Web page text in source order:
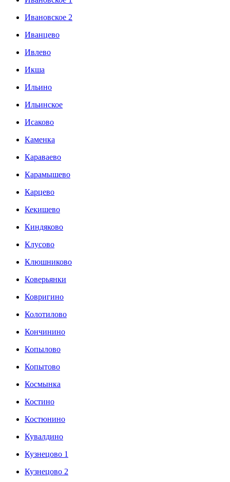
Ивановское 2
Иванцево
Ивлево
Икша
Ильино
Ильинское
Исаково
Каменка
Караваево
Карамышево
Карцево
Кекишево
Киндяково
Клусово
Клюшниково
Коверьянки
Ковригино
Колотилово
Кончинино
Копылово
Копытово
Космынка
Костино
Костюнино
Кувалдино
Кузнецово 1
Кузнецово 2